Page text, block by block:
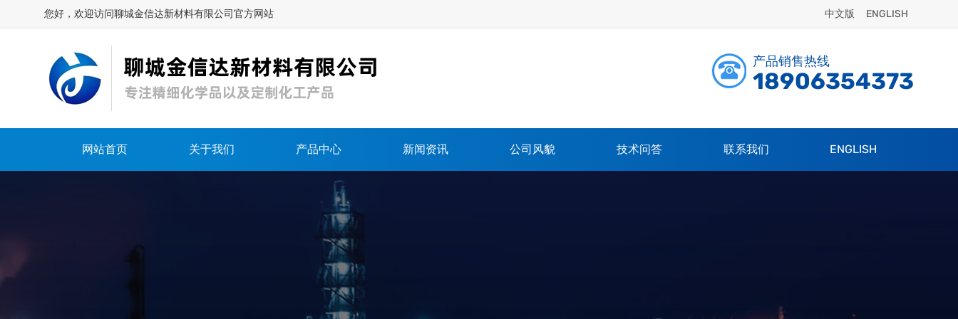
您好，欢迎访问聊城金信达新材料有限公司官方网站 中文版 ENGLISH
产品销售热线
18906354373
网站首页 关于我们 产品中心 新闻资讯 公司风貌 技术问答 联系我们 ENGLISH